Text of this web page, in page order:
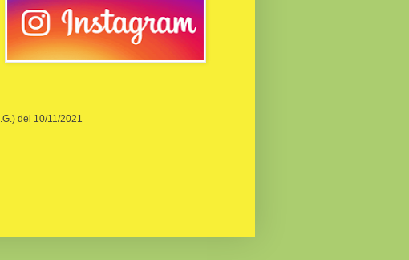
del 10/11/2021